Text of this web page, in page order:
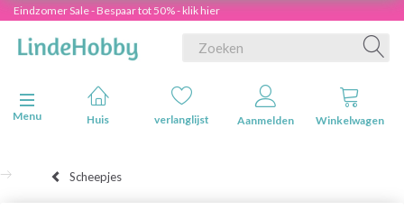
Eindzomer Sale - Bespaar tot 50% - klik hier
Navigatie in-/uitschakelen
Menu
Huis verlanglijst Aanmelden Winkelwagen
Scheepjes